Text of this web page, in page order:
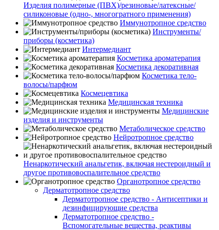
Изделия полимерные (ПВХ)/резиновые/латексные/
силиконовые (одно-, многогратного применения)
Иммунотропное средство
Инструменты/
приборы (косметика)
Интермедиант
Косметика ароматерапия
Косметика декоративная
Косметика тело-
волосы/парфюм
Космецевтика
Медицинская техника
Медицинские
изделия и инструменты
Метаболическое средство
Нейротропное средство
Ненаркотический анальгетик, включая нестероидный и
другое противовоспалительное средство
Органотропное средство
Дерматотропное средство
Дерматотропное средство - Антисептики и
дезинфицирующие средства
Дерматотропное средство -
Вспомогательные вещества, реактивы